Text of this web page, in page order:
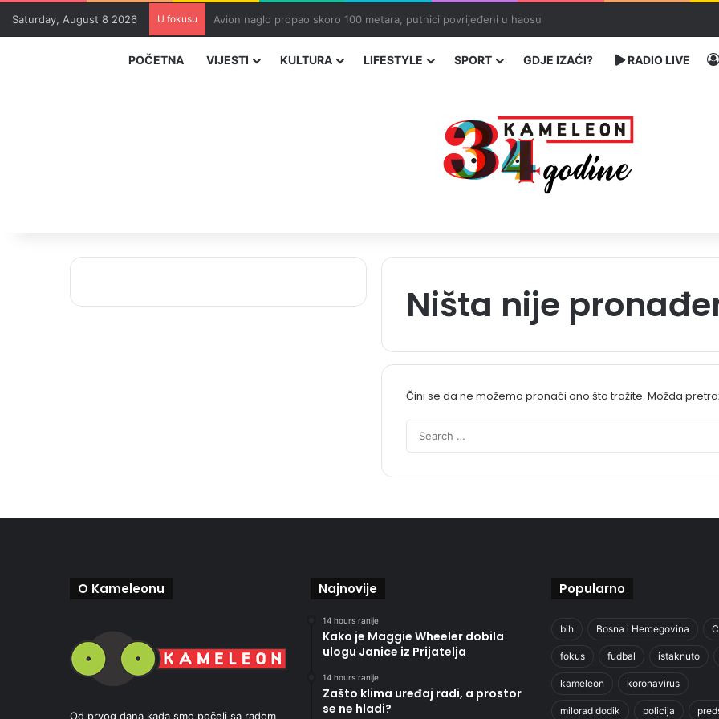
Saturday, August 8 2026 U fokusu Zvizdić, Magazinović i Kojović traže poseban status za Memorijalni centar Srebrenica
POČETNA VIJESTI KULTURA LIFESTYLE SPORT GDJE IZAĆI? RADIO LIVE
Ništa nije
Čini se da ne možemo pronaći ono što tražite. Možda
O Kameleonu
Od prvog dana kada smo počeli sa radom
Najnovije
14 hours ranije
Kako je Maggie Wheeler dobila
ulogu Janice iz Prijatelja
14 hours ranije
Zašto klima uređaj radi, a prostor
se ne hladi?
Popularno
bih Bosna i Hercegovina
fokus fudbal istaknuto
kameleon koronavirus
milorad dodik policija